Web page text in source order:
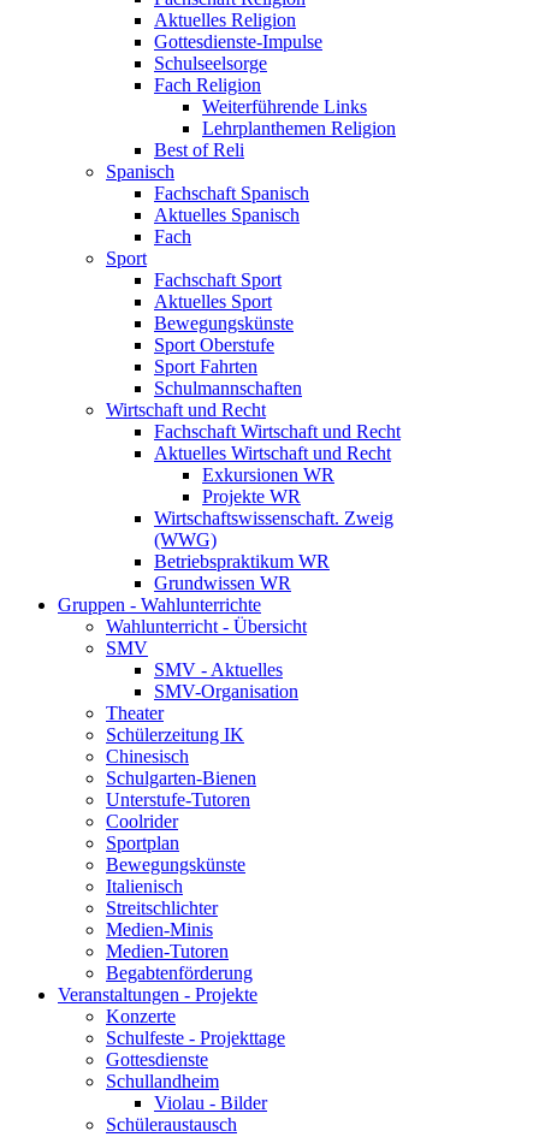
Aktuelles Religion
Gottesdienste-Impulse
Schulseelsorge
Fach Religion
Weiterführende Links
Lehrplanthemen Religion
Best of Reli
Spanisch
Fachschaft Spanisch
Aktuelles Spanisch
Fach
Sport
Fachschaft Sport
Aktuelles Sport
Bewegungskünste
Sport Oberstufe
Sport Fahrten
Schulmannschaften
Wirtschaft und Recht
Fachschaft Wirtschaft und Recht
Aktuelles Wirtschaft und Recht
Exkursionen WR
Projekte WR
Wirtschaftswissenschaft. Zweig
(WWG)
Betriebspraktikum WR
Grundwissen WR
Gruppen - Wahlunterrichte
Wahlunterricht - Übersicht
SMV
SMV - Aktuelles
SMV-Organisation
Theater
Schülerzeitung IK
Chinesisch
Schulgarten-Bienen
Unterstufe-Tutoren
Coolrider
Sportplan
Bewegungskünste
Italienisch
Streitschlichter
Medien-Minis
Medien-Tutoren
Begabtenförderung
Veranstaltungen - Projekte
Konzerte
Schulfeste - Projekttage
Gottesdienste
Schullandheim
Violau - Bilder
Schüleraustausch